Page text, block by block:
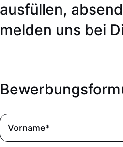
ausfüllen,
melden uns bei